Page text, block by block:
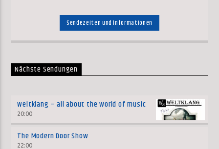
Sendezeiten und Informationen
Nächste Sendungen
Weltklang – all about the world of music
20:00
The Modern Door Show
22:00